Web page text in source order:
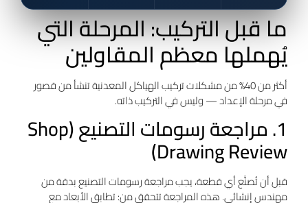
ما قبل التركيب: المرحلة التي
يُهملها معظم المقاولين
أكثر من 40% من مشكلات تركيب الهياكل المعدنية تنشأ من قصور
في مرحلة الإعداد — وليس في التركيب ذاته.
1. مراجعة رسومات التصنيع (Shop
Drawing Review)
قبل أن تُصنَّع أي قطعة، يجب مراجعة رسومات التصنيع بدقة من
مهندس إنشائي. هذه المراجعة تتحقق من: تطابق الأبعاد مع